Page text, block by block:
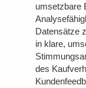
umsetzbare
Datensätze
in klare,
des